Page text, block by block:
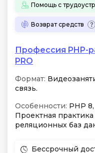
Помощь с
Возврат средств
Профессия PHP-
PRO
Формат:
связь.
Особенности: PHP
Проектная
реляционных баз
Бессрочный